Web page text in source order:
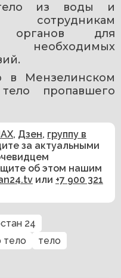
тело из воды и
органов для
в Мензелинском
пропавшего
, Дзен, группу в
за актуальными
об этом нашим
или +7 900 321
24
тело
тело